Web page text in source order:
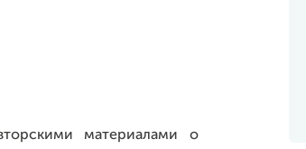
материалами о